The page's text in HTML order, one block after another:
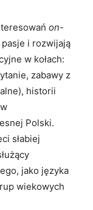
on-
i rozwijają
w kołach:
zabawy z
historii
Polski.
słabiej
jako języka
wiekowych